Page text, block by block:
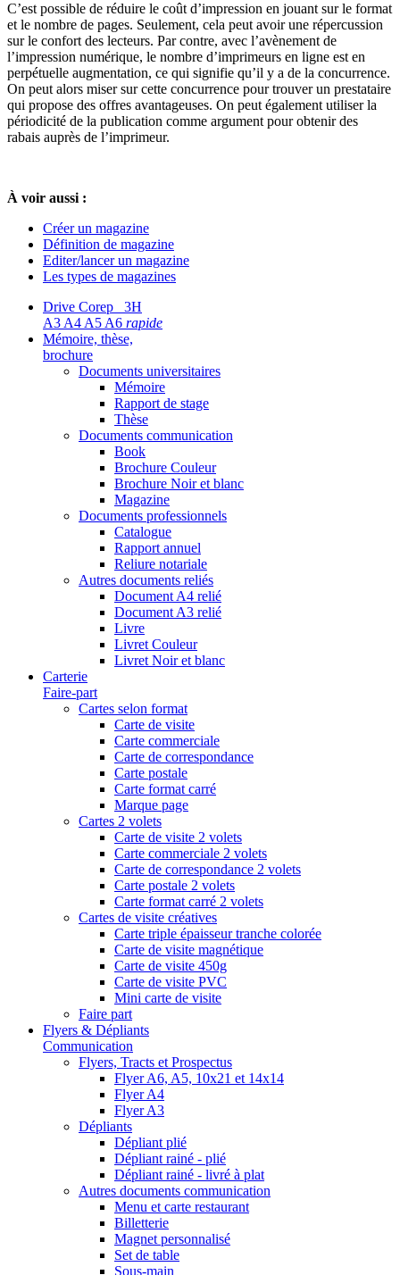
C’est possible de réduire le coût d’impression en jouant sur le format
et le nombre de pages. Seulement, cela peut avoir une répercussion
sur le confort des lecteurs. Par contre, avec l’avènement de
l’impression numérique, le nombre d’imprimeurs en ligne est en
perpétuelle augmentation, ce qui signifie qu’il y a de la concurrence.
On peut alors miser sur cette concurrence pour trouver un prestataire
qui propose des offres avantageuses. On peut également utiliser la
périodicité de la publication comme argument pour obtenir des
rabais auprès de l’imprimeur.
À voir aussi :
Créer un magazine
Définition de magazine
Editer/lancer un magazine
Les types de magazines
Drive Corep 3H
A3 A4 A5 A6 rapide
Mémoire, thèse,
brochure
Documents universitaires
Mémoire
Rapport de stage
Thèse
Documents communication
Book
Brochure Couleur
Brochure Noir et blanc
Magazine
Documents professionnels
Catalogue
Rapport annuel
Reliure notariale
Autres documents reliés
Document A4 relié
Document A3 relié
Livre
Livret Couleur
Livret Noir et blanc
Carterie
Faire-part
Cartes selon format
Carte de visite
Carte commerciale
Carte de correspondance
Carte postale
Carte format carré
Marque page
Cartes 2 volets
Carte de visite 2 volets
Carte commerciale 2 volets
Carte de correspondance 2 volets
Carte postale 2 volets
Carte format carré 2 volets
Cartes de visite créatives
Carte triple épaisseur tranche colorée
Carte de visite magnétique
Carte de visite 450g
Carte de visite PVC
Mini carte de visite
Faire part
Flyers & Dépliants
Communication
Flyers, Tracts et Prospectus
Flyer A6, A5, 10x21 et 14x14
Flyer A4
Flyer A3
Dépliants
Dépliant plié
Dépliant rainé - plié
Dépliant rainé - livré à plat
Autres documents communication
Menu et carte restaurant
Billetterie
Magnet personnalisé
Set de table
Sous-main